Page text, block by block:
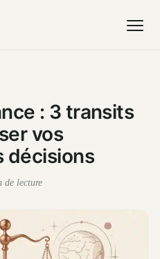
: 3 transits
vos
décisions
de lecture